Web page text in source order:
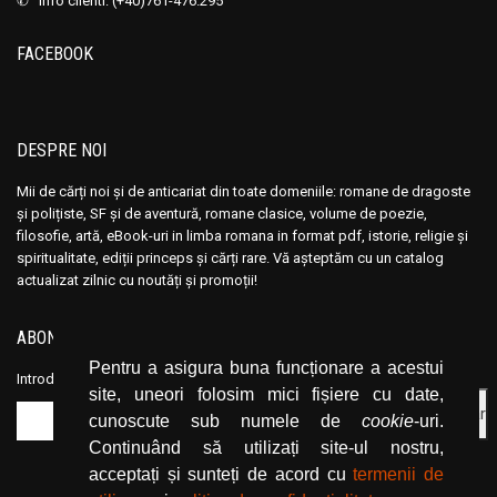
Pentru a asigura buna funcționare a acestui
site, uneori folosim mici fișiere cu date,
cunoscute sub numele de cookie-uri.
Continuând să utilizați site-ul nostru,
acceptați și sunteți de acord cutermenii de
Ana Maria Marin
Andocide
Andre Bejin
Andre Castelot
Andre Leroi-Gourhan
Andre Malraux
Andre Maurois
Andre Miquel
Andre Theuriet
Ana Maria Marin
Andocide
Andre Bejin
Andre Castelot
Andre Leroi-Gourhan
Andre Malraux
Andre Maurois
Andre Miquel
Andre Theuriet
FACEBOOK
DESPRE NOI
Mii de cărți noi și de anticariat din toate domeniile: romane de dragoste
și polițiste, SF și de aventură, romane clasice, volume de poezie,
filosofie, artă, eBook-uri in limba romana in format pdf, istorie, religie și
spiritualitate, ediții princeps și cărți rare. Vă așteptăm cu un catalog
actualizat zilnic cu noutăți și promoții!
ABONEAZĂ-TE LA NEWSLETTER
Introduceți adresa dvs. de email și dați click pe butonul de abonare.